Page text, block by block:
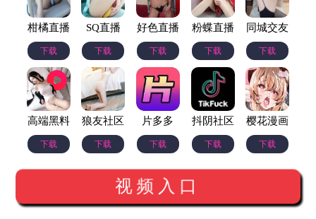
柑橘直播
下载
SQ直播
下载
好色直播
下载
粉蝶直播
下载
同城交友
下载
高端黑料
下载
狼友社区
下载
片多多
下载
抖阴社区
下载
樱花漫画
下载
视频入口